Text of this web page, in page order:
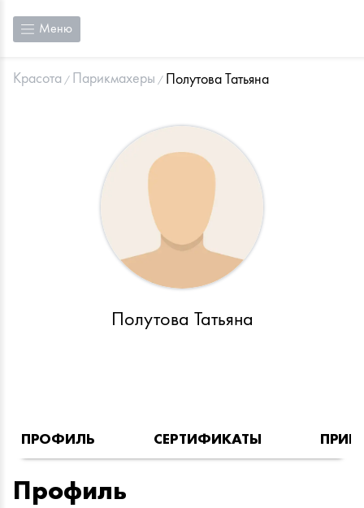
Меню
Красота Парикмахеры Полутова Татьяна
Полутова Татьяна
ПРОФИЛЬ СЕРТИФИКАТЫ
Профиль